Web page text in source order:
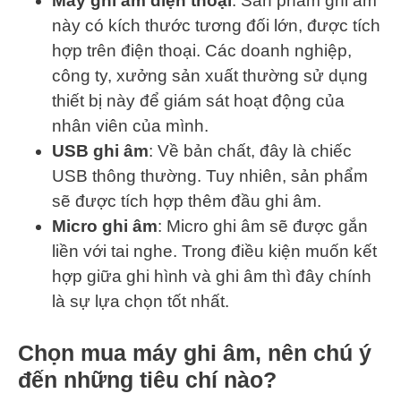
này có kích thước tương đối lớn, được tích
hợp trên điện thoại. Các doanh nghiệp,
công ty, xưởng sản xuất thường sử dụng
thiết bị này để giám sát hoạt động của
nhân viên của mình.
USB ghi âm: Về bản chất, đây là chiếc
USB thông thường. Tuy nhiên, sản phẩm
sẽ được tích hợp thêm đầu ghi âm.
Micro ghi âm: Micro ghi âm sẽ được gắn
liền với tai nghe. Trong điều kiện muốn kết
hợp giữa ghi hình và ghi âm thì đây chính
là sự lựa chọn tốt nhất.
Chọn mua máy ghi âm, nên chú ý
đến những tiêu chí nào?